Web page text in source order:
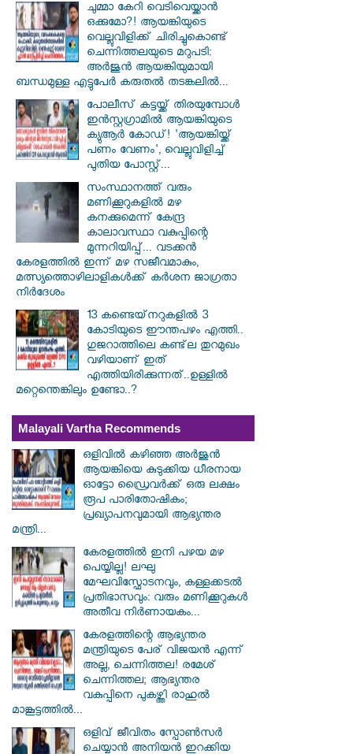
ചുമ്മാ കേറി വെടിവെയ്ക്കാൻ
ഒക്കുമോ?! ആയങ്കിയുടെ
വെല്ലുവിളിക്ക് ചിരിച്ചുകൊണ്ട്
ചെന്നിത്തലയുടെ മറുപടി:
അർജുൻ ആയങ്കിയുമായി
ബന്ധമുള്ള എട്ടുപേർ കരുതൽ തടങ്കലിൽ...
പോലീസ് കട്ടയ്ക്ക് തിരയുമ്പോൾ
ഇൻസ്റ്റഗ്രാമിൽ ആയങ്കിയുടെ
ക്യുആർ കോഡ്! 'ആയങ്കിയ്ക്ക്
പണം വേണം', വെല്ലുവിളിച്ച്
പുതിയ പോസ്റ്റ്...
സംസ്ഥാനത്ത് വരും
മണിക്കൂറുകളിൽ മഴ
കനക്കുമെന്ന് കേന്ദ്ര
കാലാവസ്ഥാ വകുപ്പിന്റെ
മുന്നറിയിപ്പ്... വടക്കൻ
കേരളത്തിൽ ഇന്ന് മഴ സജീവമാകും,
മത്സ്യത്തൊഴിലാളികൾക്ക് കർശന ജാഗ്രതാ
നിർദേശം
13 കണ്ടെയ്‌നറുകളിൽ 3
കോടിയുടെ ഈന്തപഴം എത്തി..
ഗുജറാത്തിലെ കണ്ട്‌ല തുറമുഖം
വഴിയാണ് ഇത്
എത്തിയിരിക്കുന്നത്..ഉള്ളിൽ
മറ്റെന്തെങ്കിലും ഉണ്ടോ..?
Malayali Vartha Recommends
ഒളിവിൽ കഴിഞ്ഞ അർജുൻ
ആയങ്കിയെ കുടുക്കിയ ധീരനായ
ഓട്ടോ ഡ്രൈവർക്ക് ഒരു ലക്ഷം
രൂപ പാരിതോഷികം;
പ്രഖ്യാപനവുമായി ആഭ്യന്തര
മന്ത്രി...
കേരളത്തിൽ ഇനി പഴയ മഴ
പെയ്യില്ല! ലഘു
മേഘവിസ്ഫോടനവും, കള്ളക്കടൽ
പ്രതിഭാസവും: വരും മണിക്കൂറുകൾ
അതീവ നിർണായകം...
കേരളത്തിന്റെ ആഭ്യന്തര
മന്ത്രിയുടെ പേര് വിജയൻ എന്ന്
അല്ല, ചെന്നിത്തല! രമേശ്
ചെന്നിത്തല; ആഭ്യന്തര
വകുപ്പിനെ പുകഴ്ത്തി രാഹുൽ
മാങ്കൂട്ടത്തിൽ...
ഒളിവ് ജീവിതം സ്പോൺസർ
ചെയ്യാൻ അനിയൻ ഇറക്കിയ